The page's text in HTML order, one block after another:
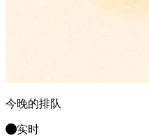
今晚的排队
实时